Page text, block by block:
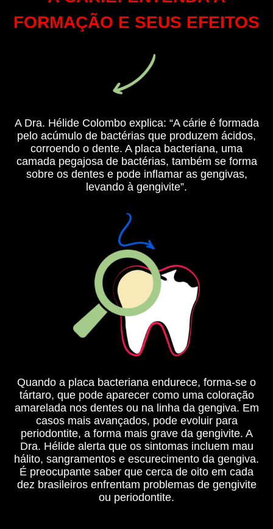
FORMAÇÃO E SEUS EFEITOS
A Dra. Hélide Colombo explica: “A cárie é formada
pelo acúmulo de bactérias que produzem ácidos,
corroendo o dente. A placa bacteriana, uma
camada pegajosa de bactérias, também se forma
sobre os dentes e pode inflamar as gengivas,
levando à gengivite”.
Quando a placa bacteriana endurece, forma-se o
tártaro, que pode aparecer como uma coloração
amarelada nos dentes ou na linha da gengiva. Em
casos mais avançados, pode evoluir para
periodontite, a forma mais grave da gengivite. A
Dra. Hélide alerta que os sintomas incluem mau
hálito, sangramentos e escurecimento da gengiva.
É preocupante saber que cerca de oito em cada
dez brasileiros enfrentam problemas de gengivite
ou periodontite.